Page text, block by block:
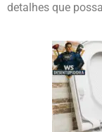
detalhes que